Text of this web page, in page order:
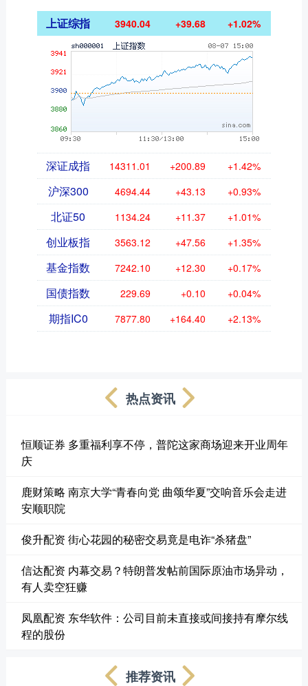
上证综指 3940.04 +39.68 +1.02%
深证成指 14311.01 +200.89 +1.42%
沪深300 4694.44 +43.13 +0.93%
北证50 1134.24 +11.37 +1.01%
创业板指 3563.12 +47.56 +1.35%
基金指数 7242.10 +12.30 +0.17%
国债指数 229.69 +0.10 +0.04%
期指IC0 7877.80 +164.40 +2.13%
热点资讯
恒顺证券 多重福利享不停，普陀这家商场迎来开业周年
庆
鹿财策略 南京大学“青春向党 曲颂华夏”交响音乐会走进
安顺职院
俊升配资 街心花园的秘密交易竟是电诈“杀猪盘”
信达配资 内幕交易？特朗普发帖前国际原油市场异动，
有人卖空狂赚
凤凰配资 东华软件：公司目前未直接或间接持有摩尔线
程的股份
推荐资讯